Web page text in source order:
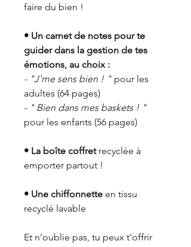
faire du bien !
• Un carnet de notes pour te
guider dans la gestion de tes
émotions, au choix :
- "J'me sens bien ! " pour les
adultes (64 pages)
- " Bien dans mes baskets ! "
pour les enfants (56 pages)
• La boîte coffretrecyclée à
emporter partout !
• Une chiffonnette en tissu
recyclé lavable
Et n'oublie pas, tu peux t'offrir